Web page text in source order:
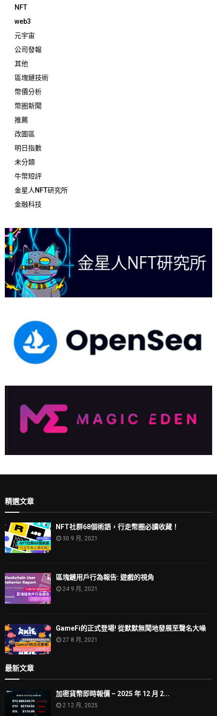
NFT
web3
元宇宙
公司發報
其他
區塊鏈技術
幣價分析
幣圈新聞
推薦
改圖區
明日指數
未分類
牛幣短評
金星人NFT研究所
金融科技
精選文章
NFT社群68個術語，行走幣圈必讀收藏！
30 9 月, 2021
區塊鏈用戶行為報告: 遊戲的視角
24 9 月, 2021
GameFi的正式登場! 從默默無聞地發展至聲名大噪
27 8 月, 2021
最新文章
加密貨幣即時報價 – 2025 年 12 月 2...
2 12 月, 2025